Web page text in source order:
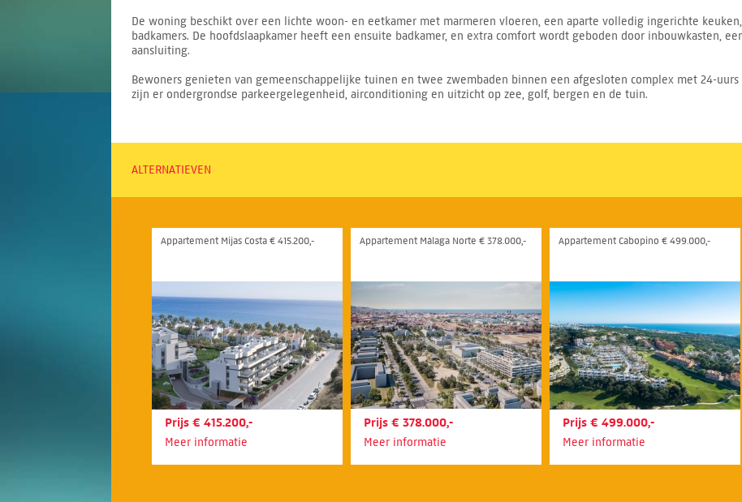
De woning beschikt over een lichte woon- en eetkamer met marmeren vloeren, een aparte volledig ingerichte
badkamers. De hoofdslaapkamer heeft een ensuite badkamer, en extra comfort wordt geboden door inbouwkasten,
aansluiting.
Bewoners genieten van gemeenschappelijke tuinen en twee zwembaden binnen een afgesloten complex met 24-
zijn er ondergrondse parkeergelegenheid, airconditioning en uitzicht op zee, golf, bergen en de tuin.
ALTERNATIEVEN
Appartement Mijas Costa € 415.200,-
Prijs € 415.200,-
Meer informatie
Appartement Málaga Norte € 378.000,-
Prijs € 378.000,-
Meer informatie
Appartement Cabopino € 499.000,-
Prijs € 499.000,-
Meer informatie